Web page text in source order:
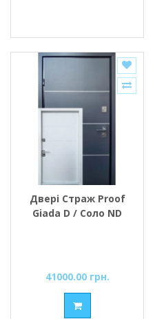
Двері Страж Proof
Giada D / Соло ND
41000.00 грн.